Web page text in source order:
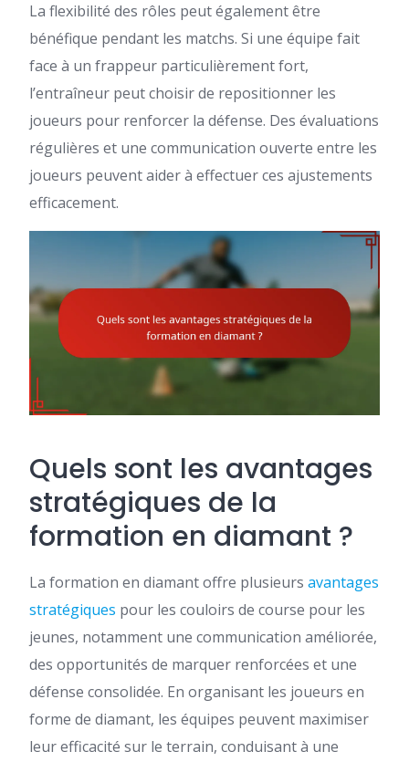
La flexibilité des rôles peut également être
bénéfique pendant les matchs. Si une équipe fait
face à un frappeur particulièrement fort,
l’entraîneur peut choisir de repositionner les
joueurs pour renforcer la défense. Des évaluations
régulières et une communication ouverte entre les
joueurs peuvent aider à effectuer ces ajustements
efficacement.
Quels sont les avantages
stratégiques de la
formation en diamant ?
La formation en diamant offre plusieurs avantages
stratégiques pour les couloirs de course pour les
jeunes, notamment une communication améliorée,
des opportunités de marquer renforcées et une
défense consolidée. En organisant les joueurs en
forme de diamant, les équipes peuvent maximiser
leur efficacité sur le terrain, conduisant à une